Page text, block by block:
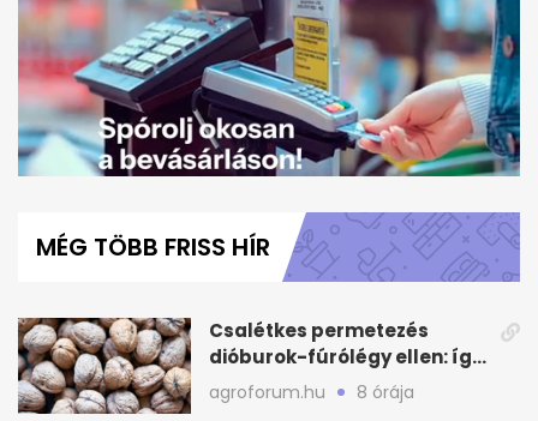
minute,
MÉG TÖBB FRISS HÍR
Csalétkes permetezés
dióburok-fúrólégy ellen: így
csináld a kertben
agroforum.hu 8 órája